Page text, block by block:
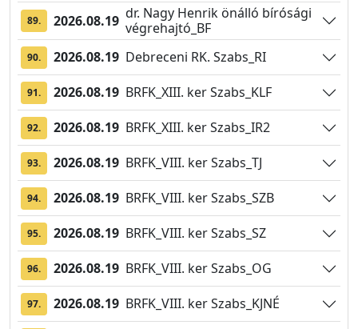
89. 2026.08.19 dr. Nagy Henrik önálló bírósági
végrehajtó_BF
90. 2026.08.19 Debreceni RK. Szabs_RI
91. 2026.08.19 BRFK_XIII. ker Szabs_KLF
92. 2026.08.19 BRFK_XIII. ker Szabs_IR2
93. 2026.08.19 BRFK_VIII. ker Szabs_TJ
94. 2026.08.19 BRFK_VIII. ker Szabs_SZB
95. 2026.08.19 BRFK_VIII. ker Szabs_SZ
96. 2026.08.19 BRFK_VIII. ker Szabs_OG
97. 2026.08.19 BRFK_VIII. ker Szabs_KJNÉ